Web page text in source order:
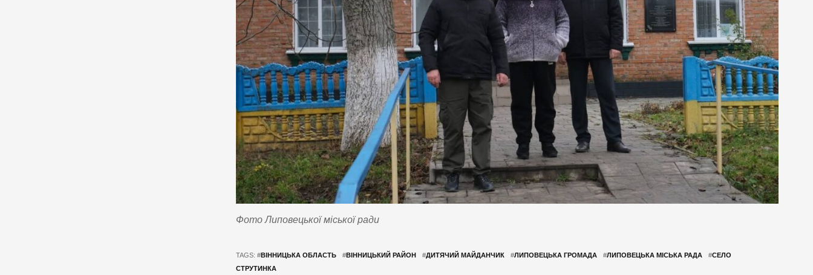
Фото Липовецької міської ради
TAGS: #ВІННИЦЬКА ОБЛАСТЬ #ВІННИЦЬКИЙ РАЙОН #ДИТЯЧИЙ МАЙДАНЧИК #ЛИПОВЕЦЬКА ГРОМАДА #ЛИПОВЕЦЬКА МІСЬКА РАДА #СЕЛО
СТРУТИНКА